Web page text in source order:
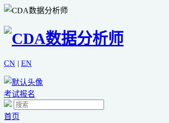
CN | EN
考试报名
首页